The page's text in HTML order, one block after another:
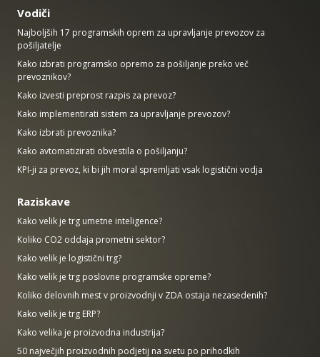
Vodiči
Najboljših 17 programskih oprem za upravljanje prevozov za
pošiljatelje
Kako izbrati programsko opremo za pošiljanje preko več
prevoznikov?
Kako izvesti preprost razpis za prevoz?
Kako implementirati sistem za upravljanje prevozov?
Kako izbrati prevoznika?
Kako avtomatizirati obvestila o pošiljanju?
KPI-ji za prevoz, ki bi jih moral spremljati vsak logistični vodja
Raziskave
Kako velik je trg umetne inteligence?
Koliko CO2 oddaja prometni sektor?
Kako velik je logistični trg?
Kako velik je trg poslovne programske opreme?
Koliko delovnih mest v proizvodnji v ZDA ostaja nezasedenih?
Kako velik je trg ERP?
Kako velika je proizvodna industrija?
50 največjih proizvodnih podjetij na svetu po prihodkih